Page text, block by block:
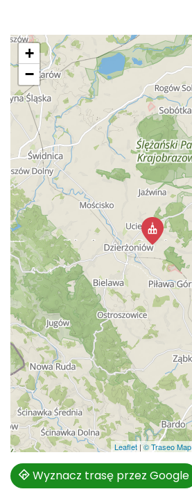
+
−
Leaflet |© Traseo Map
Wyznacz trasę przez Google